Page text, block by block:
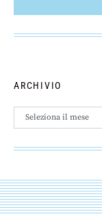
ARCHIVIO
Archivio